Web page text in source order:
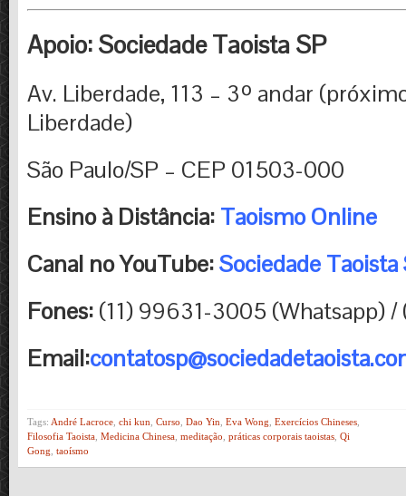
Apoio: Sociedade Taoista SP
Av. Liberdade, 113 – 3º andar
Liberdade)
São Paulo/SP – CEP 01503-000
Ensino à Distância: Taoismo Online
Canal no YouTube:Sociedade Taoista
Fones: (11) 99631-3005 (Whatsapp)
Email:
Tags: André Lacroce chi kun Curso Dao Yin Eva Wong Exercícios Chineses
Filosofia Taoista Medicina Chinesa meditação práticas corporais taoistas Qi
Gong taoísmo